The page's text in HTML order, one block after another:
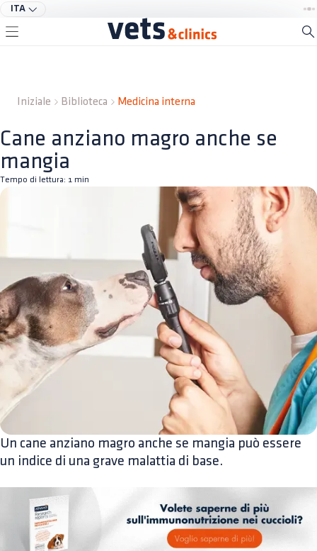
ITA
Iniziale Biblioteca Medicina interna
Cane anziano magro anche se
mangia
Tempo di lettura: 1 min
Un cane anziano magro anche se mangia può essere
un indice di una grave malattia di base.